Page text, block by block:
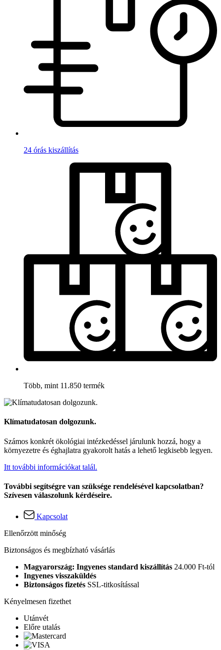
24 órás kiszállítás
Több, mint 11.850 termék
Klímatudatosan dolgozunk.
Számos konkrét ökológiai intézkedéssel járulunk hozzá, hogy a
környezetre és éghajlatra gyakorolt hatás a lehető legkisebb legyen.
Itt további információkat talál.
További segítségre van szüksége rendelésével kapcsolatban?
Szívesen válaszolunk kérdéseire.
Kapcsolat
Ellenőrzött minőség
Biztonságos és megbízható vásárlás
Magyarország: Ingyenes standard kiszállítás 24.000 Ft-tól
Ingyenes visszaküldés
Biztonságos fizetés SSL-titkosítással
Kényelmesen fizethet
Utánvét
Előre utalás